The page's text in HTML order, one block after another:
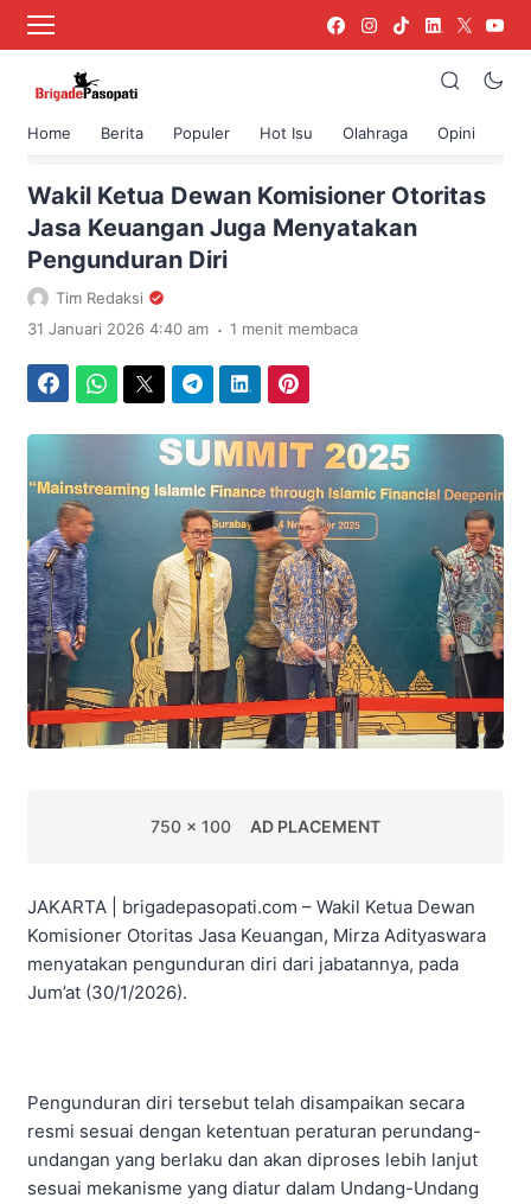
Home Berita Populer Hot Isu Olahraga Opini
›
Wakil Ketua Dewan Komisioner Otoritas
Jasa Keuangan Juga Menyatakan
Pengunduran Diri
Tim Redaksi
31 Januari 2026 4:40 am . 1 menit membaca
750 x 100 AD PLACEMENT
JAKARTA | brigadepasopati.com – Wakil Ketua Dewan
Komisioner Otoritas Jasa Keuangan, Mirza Adityaswara
menyatakan pengunduran diri dari jabatannya, pada
Jum’at (30/1/2026).
Pengunduran diri tersebut telah disampaikan secara
resmi sesuai dengan ketentuan peraturan perundang-
undangan yang berlaku dan akan diproses lebih lanjut
sesuai mekanisme yang diatur dalam Undang-Undang